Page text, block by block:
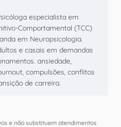
especialista em
Comportamental (TCC)
em Neuropsicologia.
e casais em demandas
ansiedade,
compulsões, conflitos
de carreira.
e não substituem atendimentos